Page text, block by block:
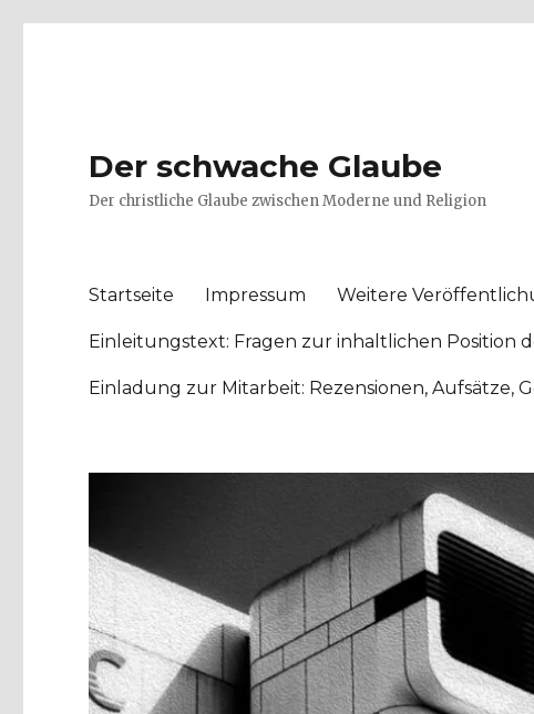
Der schwache Glaube
Der christliche Glaube zwischen Moderne und Religion
Startseite Impressum Weitere
Einleitungstext: Fragen zur inhaltlichen Position
Einladung zur Mitarbeit: Rezensionen, Aufsätze,